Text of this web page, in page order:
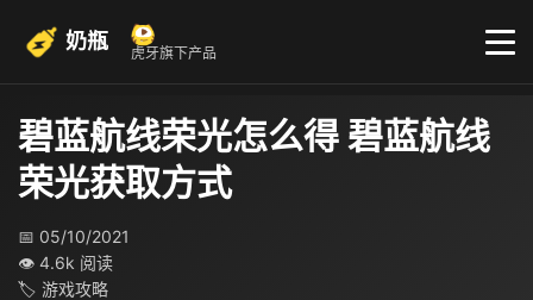
奶瓶 虎牙旗下产品
碧蓝航线荣光怎么得 碧蓝航线
荣光获取方式
📅 05/10/2021
👁 4.6k 阅读
🏷 游戏攻略